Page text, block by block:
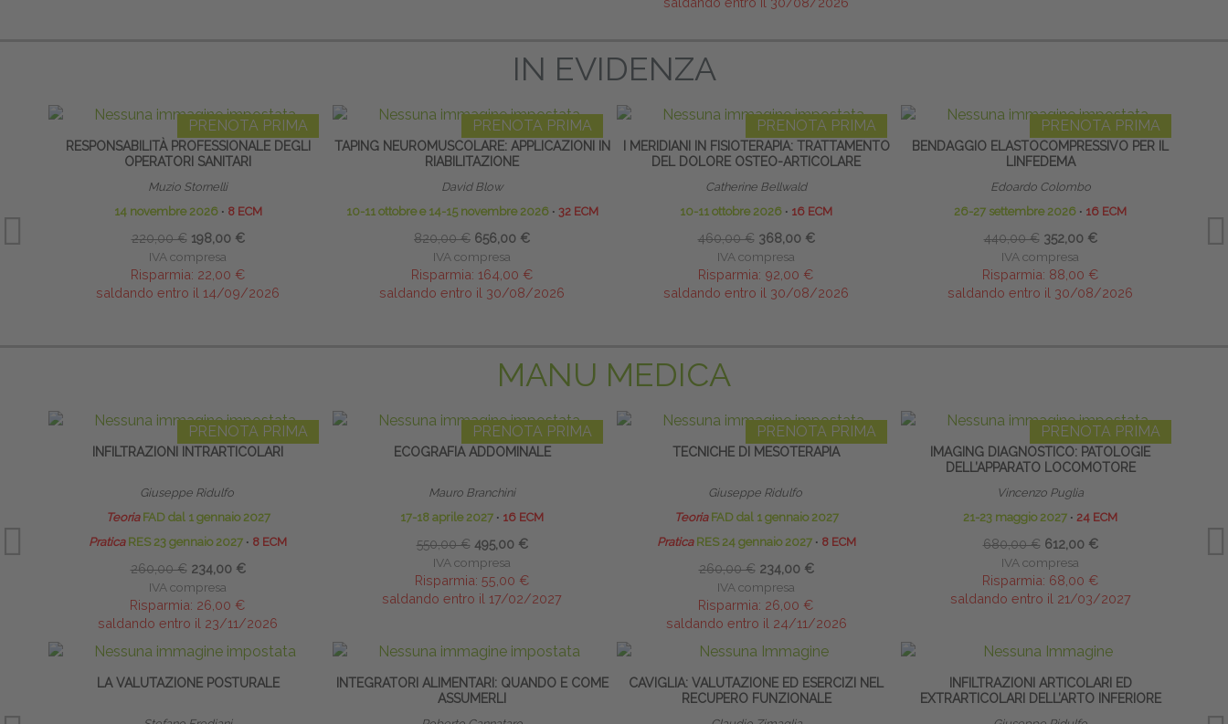
IN EVIDENZA
PRENOTA PRIMA
RESPONSABILITÀ PROFESSIONALE DEGLI
OPERATORI SANITARI
Muzio Stornelli
14 novembre 2026 ∙ 8 ECM
220,00 € 198,00 €
IVA compresa
Risparmia: 22,00 €
saldando entro il 14/09/2026
PRENOTA PRIMA
TAPING NEUROMUSCOLARE: APPLICAZIONI IN
RIABILITAZIONE
David Blow
10-11 ottobre e 14-15 novembre 2026 ∙ 32 ECM
820,00 € 656,00 €
IVA compresa
Risparmia: 164,00 €
saldando entro il 30/08/2026
PRENOTA PRIMA
I MERIDIANI IN FISIOTERAPIA: TRATTAMENTO
DEL DOLORE OSTEO-ARTICOLARE
Catherine Bellwald
10-11 ottobre 2026 ∙ 16 ECM
460,00 € 368,00 €
IVA compresa
Risparmia: 92,00 €
saldando entro il 30/08/2026
PRENOTA PRIMA
BENDAGGIO ELASTOCOMPRESSIVO PER IL
LINFEDEMA
Edoardo Colombo
26-27 settembre 2026 ∙ 16 ECM
440,00 € 352,00 €
IVA compresa
Risparmia: 88,00 €
saldando entro il 30/08/2026
MANU MEDICA
PRENOTA PRIMA
INFILTRAZIONI INTRARTICOLARI
Giuseppe Ridulfo
Teoria FAD dal 1 gennaio 2027
PraticaRES 23 gennaio 2027 ∙ 8 ECM
260,00 € 234,00 €
IVA compresa
Risparmia: 26,00 €
saldando entro il 23/11/2026
PRENOTA PRIMA
ECOGRAFIA ADDOMINALE
Mauro Branchini
17-18 aprile 2027 ∙ 16 ECM
550,00 € 495,00 €
IVA compresa
Risparmia: 55,00 €
saldando entro il 17/02/2027
PRENOTA PRIMA
TECNICHE DI MESOTERAPIA
Giuseppe Ridulfo
Teoria FAD dal 1 gennaio 2027
PraticaRES 24 gennaio 2027 ∙ 8 ECM
260,00 € 234,00 €
IVA compresa
Risparmia: 26,00 €
saldando entro il 24/11/2026
PRENOTA PRIMA
IMAGING DIAGNOSTICO: PATOLOGIE
DELL’APPARATO LOCOMOTORE
Vincenzo Puglia
21-23 maggio 2027 ∙ 24 ECM
680,00 € 612,00 €
IVA compresa
Risparmia: 68,00 €
saldando entro il 21/03/2027
LA VALUTAZIONE POSTURALE
INTEGRATORI ALIMENTARI: QUANDO E COME
ASSUMERLI
CAVIGLIA: VALUTAZIONE ED ESERCIZI NEL
RECUPERO FUNZIONALE
INFILTRAZIONI ARTICOLARI ED
EXTRARTICOLARI DELL’ARTO INFERIORE